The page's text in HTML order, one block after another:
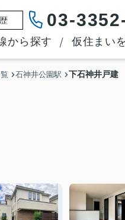
03-
から探す 仮住まい
石神井公園駅 下石神井戸建